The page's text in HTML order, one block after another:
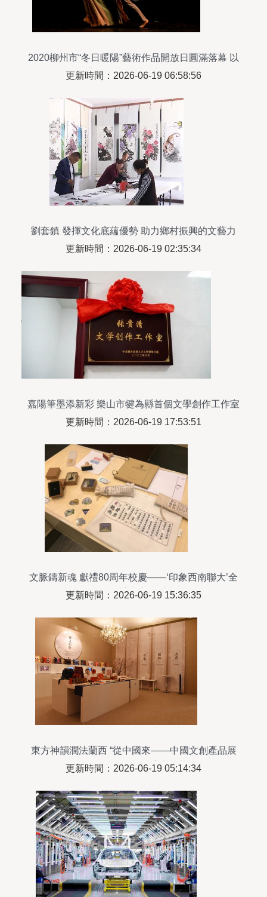
2020柳州市“冬日暖陽”藝術作品開放日圓滿落幕 以
藝術之光溫暖城市肌理
更新時間：2026-06-19 06:58:56
劉套鎮 發揮文化底蘊優勢 助力鄉村振興的文藝力
量
更新時間：2026-06-19 02:35:34
嘉陽筆墨添新彩 樂山市犍為縣首個文學創作工作室
掛牌成立
更新時間：2026-06-19 17:53:51
文脈鑄新魂 獻禮80周年校慶——‘印象西南聯大’全
國文創產品設計大賽優秀作品展示
更新時間：2026-06-19 15:36:35
東方神韻潤法蘭西 “從中國來——中國文創產品展
示周”首展在巴黎盛大開幕
更新時間：2026-06-19 05:14:34